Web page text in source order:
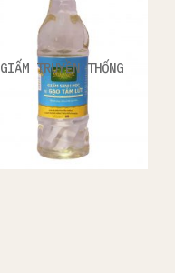
GIẤM TRUYỀN THỐNG